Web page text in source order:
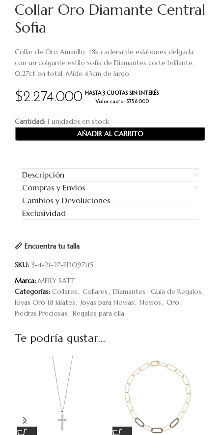
Collar Oro Diamante Central
Sofia
$2.274.000 HASTA 3 CUOTAS SIN INTERÉS
Valor cuota: $758.000
Collar de Oro Amarillo 18k cadena de eslabones delgada
con un colgante estilo sofia de Diamantes corte brillante.
0.27ct en total. Mide 43cm de largo.
Cantidad: 1 unidades en stock
AÑADIR AL CARRITO
Encuentra tu talla
Descripción
Compras y Envíos
Cambios y Devoluciones
Exclusividad
SKU: 3-4-21-27-PD097115
Categorías: Collares, Collares, Diamantes, Guía de Regalos,
Joyas Oro 18 kilates, Joyas para Novias, Novios, Oro,
Piedras Preciosas, Regalos para ella
Marca: MERY SATT
Te podría gustar...